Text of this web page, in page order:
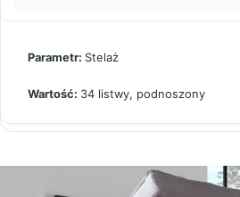
Stelaż
34 listwy, podnoszony